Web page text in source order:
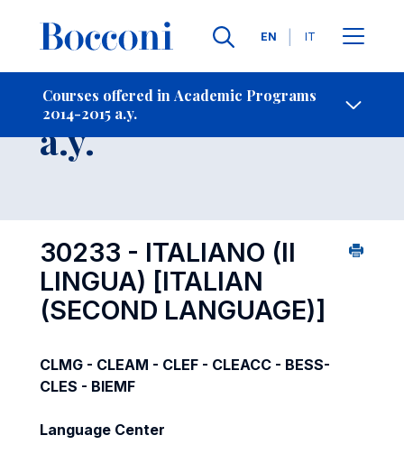
Languages
EN IT
Courses offered in Academic Programs
2014-2015 a.y.
- Contact Us
Course 2014-2015
a.y.
30233 - ITALIANO (II
LINGUA) [ITALIAN
(SECOND LANGUAGE)]
CLMG - CLEAM - CLEF - CLEACC - BESS-
CLES - BIEMF
Language Center